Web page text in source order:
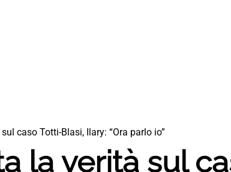
caso Totti-Blasi, Ilary: “Ora parlo io”
la verità sul